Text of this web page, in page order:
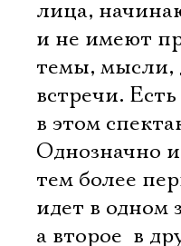
лица,
и не имеют
темы, мысли,
встречи.
в этом
Однозначно
тем более
идет в одном
а второе  в